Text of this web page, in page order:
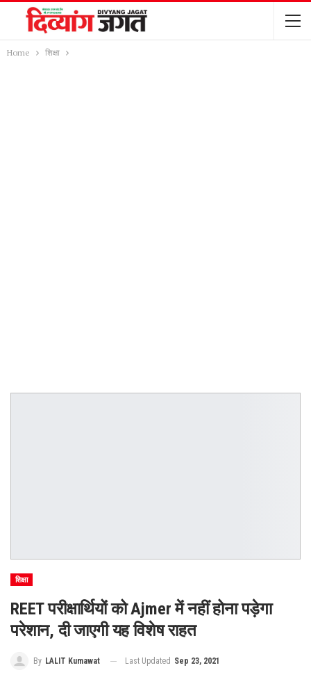
Home शिक्षा
शिक्षा
REET परीक्षार्थियों को Ajmer में नहीं होना पड़ेगा
परेशान, दी जाएगी यह विशेष राहत
By LALIT Kumawat Last Updated Sep 23, 2021